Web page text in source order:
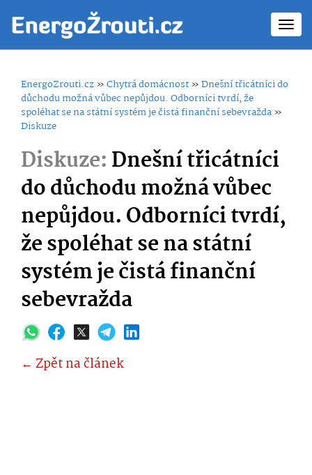
EnergoZrouti.cz»Chytrá domácnost»Dnešní třicátníci do
důchodu možná vůbec nepůjdou. Odborníci tvrdí, že
spoléhat se na státní systém je čistá finanční sebevražda»
Diskuze
Diskuze:Dnešní třicátníci
do důchodu možná vůbec
nepůjdou. Odborníci tvrdí,
že spoléhat se na státní
systém je čistá finanční
sebevražda
← Zpět na článek